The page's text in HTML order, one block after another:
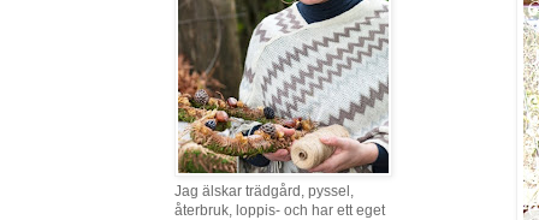
Jag älskar trädgård, pyssel,
återbruk, loppis- och har ett eget